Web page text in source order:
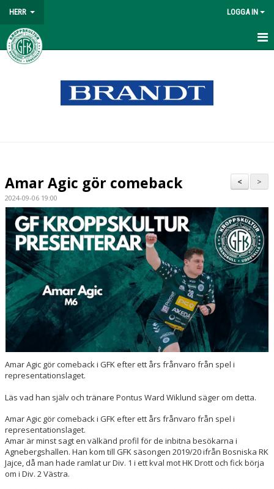
HERR LOGGA IN
HEM
KALENDER
BILDGALLERI
DOKUMENT
KONTAKT
>
<
Amar Agic gör comeback
2024-09-06 19:00
Amar Agic gör comeback i GFK efter ett års frånvaro från spel i
representationslaget.
Läs vad han själv och tränare Pontus Ward Wiklund säger om detta.
Amar Agic gör comeback i GFK efter ett års frånvaro från spel i
representationslaget.
Amar är minst sagt en välkänd profil för de inbitna besökarna i
Agnebergshallen. Han kom till GFK säsongen 2019/20 ifrån Bosniska RK
Jajce, då man hade ramlat ur Div. 1 i ett kval mot HK Drott och fick börja
om i Div. 2 Västra.